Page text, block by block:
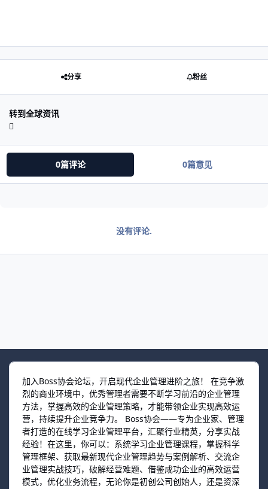
分享 粉丝
转到全球资讯
0篇评论 0篇意见
没有评论.
加入Boss协会论坛，开启现代企业管理进阶之旅！ 在竞争激
烈的商业环境中，优秀管理者需要不断学习前沿的企业管理
方法，掌握高效的企业管理策略，才能带领企业实现高效运
营，持续提升企业竞争力。 Boss协会——专为企业家、管理
者打造的在线学习企业管理平台，汇聚行业精英，分享实战
经验！在这里，你可以：系统学习企业管理课程，掌握科学
管理框架、获取最新现代企业管理趋势与案例解析、交流企
业管理实战技巧，破解经营难题、借鉴成功企业的高效运营
模式，优化业务流程，无论你是初创公司创始人，还是资深